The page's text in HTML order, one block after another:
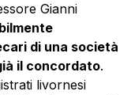
Gianni
di una società
il concordato.
livornesi